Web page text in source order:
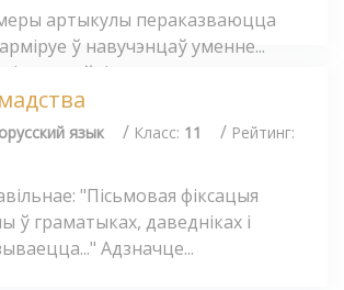
артыкулы пераказваюцца
ў навучэнцаў уменне...
настаўнік загадзя...
язык / Класс: 11 / Рейтинг:
"Пісьмовая фіксацыя
ў граматыках, даведніках і
Адзначце...